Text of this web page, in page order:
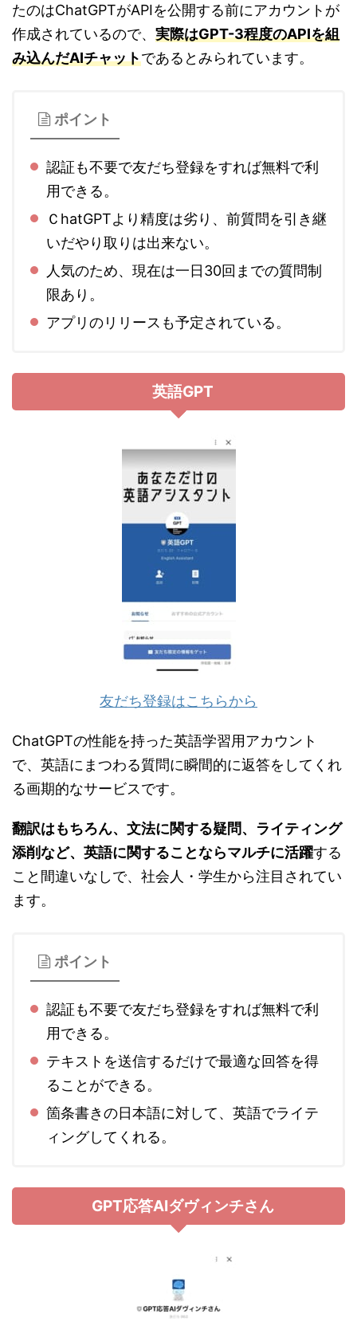
たのはChatGPTがAPIを公開する前にアカウントが
作成されているので、 実際はGPT-3程度のAPIを組
み込んだAIチャットであるとみられています。
ポイント
認証も不要で友だち登録をすれば無料で利
用できる。
ＣhatGPTより精度は劣り、前質問を引き継
いだやり取りは出来ない。
人気のため、現在は一日30回までの質問制
限あり。
アプリのリリースも予定されている。
英語GPT
友だち登録はこちらから
ChatGPTの性能を持った英語学習用アカウント
で、英語にまつわる質問に瞬間的に返答をしてくれ
る画期的なサービスです。
翻訳はもちろん、文法に関する疑問、ライティング
添削など、英語に関することならマルチに活躍する
こと間違いなしで、社会人・学生から注目されてい
ます。
ポイント
認証も不要で友だち登録をすれば無料で利
用できる。
テキストを送信するだけで最適な回答を得
ることができる。
箇条書きの日本語に対して、英語でライテ
ィングしてくれる。
GPT応答AIダヴィンチさん